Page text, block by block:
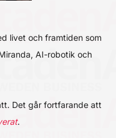
livet och framtiden som
AI-robotik och
Det går fortfarande att
.